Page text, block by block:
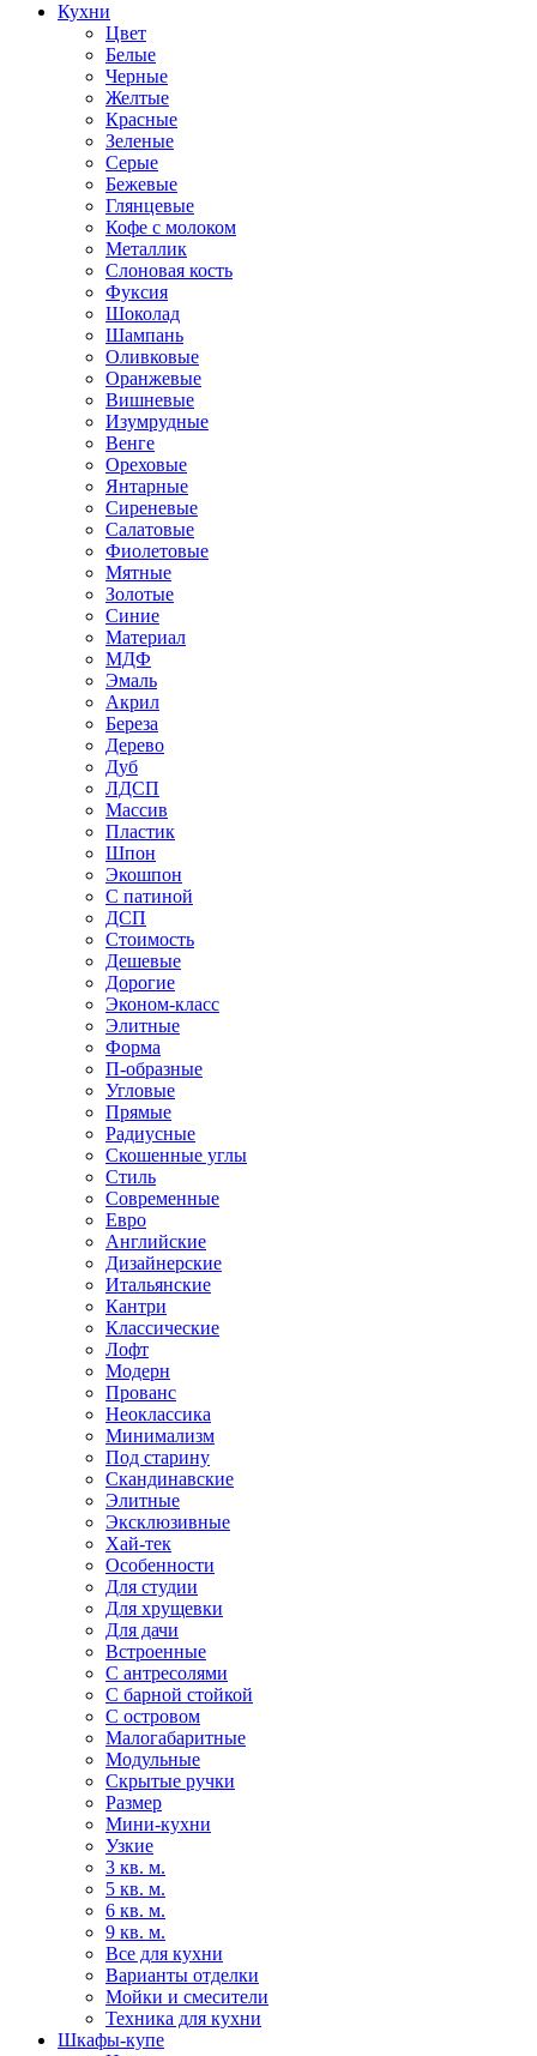
Кухни
Цвет
Белые
Черные
Желтые
Красные
Зеленые
Серые
Бежевые
Глянцевые
Кофе с молоком
Металлик
Слоновая кость
Фуксия
Шоколад
Шампань
Оливковые
Оранжевые
Вишневые
Изумрудные
Венге
Ореховые
Янтарные
Сиреневые
Салатовые
Фиолетовые
Мятные
Золотые
Синие
Материал
МДФ
Эмаль
Акрил
Береза
Дерево
Дуб
ЛДСП
Массив
Пластик
Шпон
Экошпон
С патиной
ДСП
Стоимость
Дешевые
Дорогие
Эконом-класс
Элитные
Форма
П-образные
Угловые
Прямые
Радиусные
Скошенные углы
Стиль
Современные
Евро
Английские
Дизайнерские
Итальянские
Кантри
Классические
Лофт
Модерн
Прованс
Неоклассика
Минимализм
Под старину
Скандинавские
Элитные
Эксклюзивные
Хай-тек
Особенности
Для студии
Для хрущевки
Для дачи
Встроенные
С антресолями
С барной стойкой
С островом
Малогабаритные
Модульные
Скрытые ручки
Размер
Мини-кухни
Узкие
3 кв. м.
5 кв. м.
6 кв. м.
9 кв. м.
Все для кухни
Варианты отделки
Мойки и смесители
Техника для кухни
Шкафы-купе